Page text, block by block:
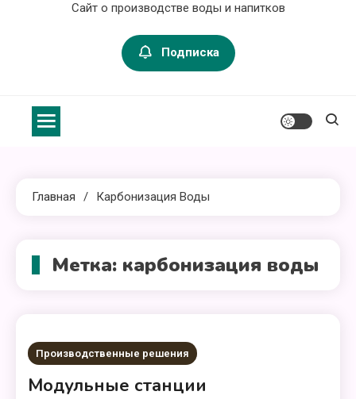
Сайт о производстве воды и напитков
Подписка
Главная Карбонизация Воды
Метка: карбонизация воды
Производственные решения
Модульные станции